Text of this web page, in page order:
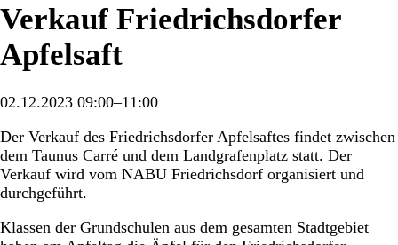
Verkauf Friedrichsdorfer
Apfelsaft
02.12.2023 09:00–11:00
Der Verkauf des Friedrichsdorfer Apfelsaftes findet zwischen
dem Taunus Carré und dem Landgrafenplatz statt. Der
Verkauf wird vom NABU Friedrichsdorf organisiert und
durchgeführt.
Klassen der Grundschulen aus dem gesamten Stadtgebiet